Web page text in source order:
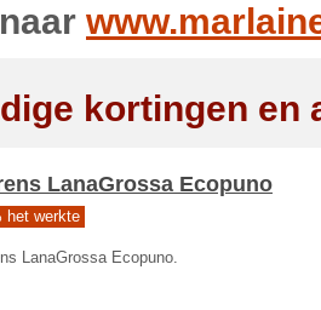
kortingen en
LanaGrossa Ecopuno
het werkte
LanaGrossa Ecopuno.